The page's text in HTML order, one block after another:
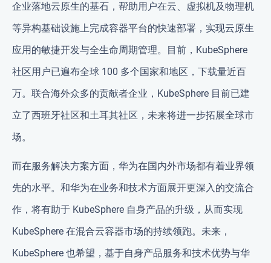
企业落地云原生的基石，帮助用户在云、虚拟机及物理机
等异构基础设施上完成容器平台的快速部署，实现云原生
应用的敏捷开发与全生命周期管理。目前，KubeSphere
社区用户已遍布全球 100 多个国家和地区，下载量近百
万。联合海外众多的贡献者企业，KubeSphere 目前已建
立了西班牙社区和土耳其社区，未来将进一步拓展全球市
场。
而在服务解决方案方面，华为在国内外市场都有着业界领
先的水平。和华为在业务和技术方面展开更深入的交流合
作，将有助于 KubeSphere 自身产品的升级，从而实现
KubeSphere 在混合云容器市场的持续领跑。未来，
KubeSphere 也希望，基于自身产品服务和技术优势与华